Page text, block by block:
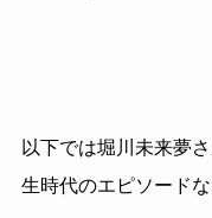
以下では堀川未来夢
生時代のエピソード